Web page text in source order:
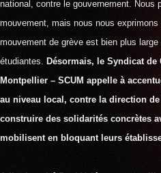
national, contre le gouvernement.
Nous
mouvement, mais nous nous
mouvement de grève est bien plus
étudiantes.
Désormais, le Syndicat
Montpellier – SCUM appelle à
au niveau local, contre la direction de
construire des solidarités concrètes
mobilisent en bloquant leurs